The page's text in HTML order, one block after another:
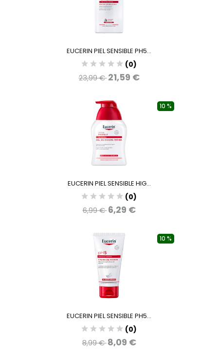
EUCERIN PIEL SENSIBLE PH5...
(0)
23,99 €21,59 €
10 %
EUCERIN PIEL SENSIBLE HIG...
(0)
6,99 €6,29 €
10 %
EUCERIN PIEL SENSIBLE PH5...
(0)
8,99 €8,09 €